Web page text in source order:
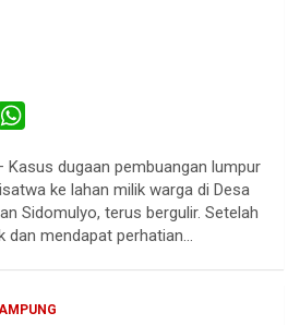
a
t
s
p
Kasus dugaan pembuangan lumpur
ke lahan milik warga di Desa
Sidomulyo, terus bergulir. Setelah
dan mendapat perhatian…